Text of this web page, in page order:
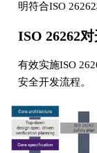
明符合ISO
ISO 26262
有效实施ISO
安全开发流程。